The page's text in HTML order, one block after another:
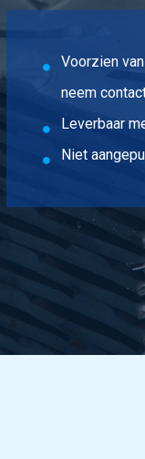
Voorzien
neem
Leverbaar
Niet